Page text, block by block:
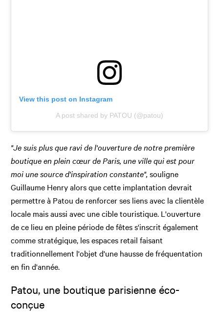
View this post on Instagram
A post shared by PATOU (@patou)
"Je suis plus que ravi de l'ouverture de notre première
boutique en plein cœur de Paris, une ville qui est pour
moi une source d'inspiration constante", souligne
Guillaume Henry alors que cette implantation devrait
permettre à Patou de renforcer ses liens avec la clientèle
locale mais aussi avec une cible touristique. L'ouverture
de ce lieu en pleine période de fêtes s'inscrit également
comme stratégique, les espaces retail faisant
traditionnellement l'objet d'une hausse de fréquentation
en fin d'année.
Patou, une boutique parisienne éco-
conçue